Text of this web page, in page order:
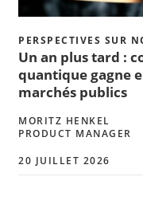
PERSPECTIVES SUR
Un an plus tard :
quantique gagne
marchés publics
MORITZ HENKEL
PRODUCT MANAGER
20 JUILLET 2026